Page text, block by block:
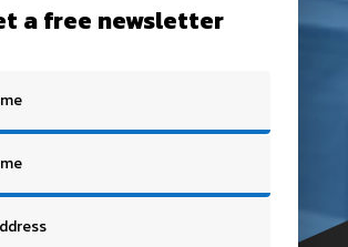
a free newsletter